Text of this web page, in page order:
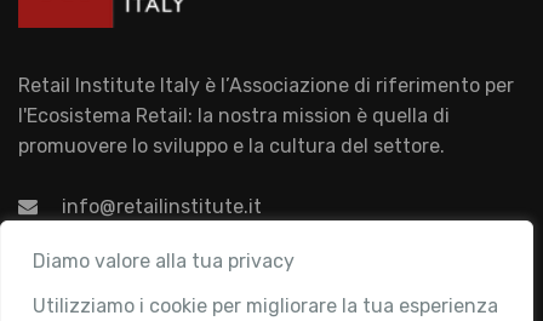
Diamo valore alla tua privacy
Utilizziamo i cookie per migliorare la tua esperienza
Retail Institute Italy è l’Associazione di riferimento per
l'Ecosistema Retail: la nostra mission è quella di
promuovere lo sviluppo e la cultura del settore.
info@retailinstitute.it
Associazione
Chi siamo